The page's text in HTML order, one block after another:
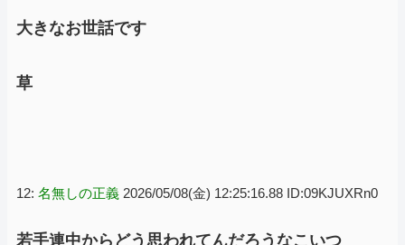
大きなお世話です
草
12: 名無しの正義 2026/05/08(金) 12:25:16.88 ID:09KJUXRn0
若手連中からどう思われてんだろうなこいつ